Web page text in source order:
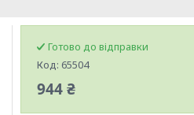
Готово до відправки
Код: 65504
944 ₴